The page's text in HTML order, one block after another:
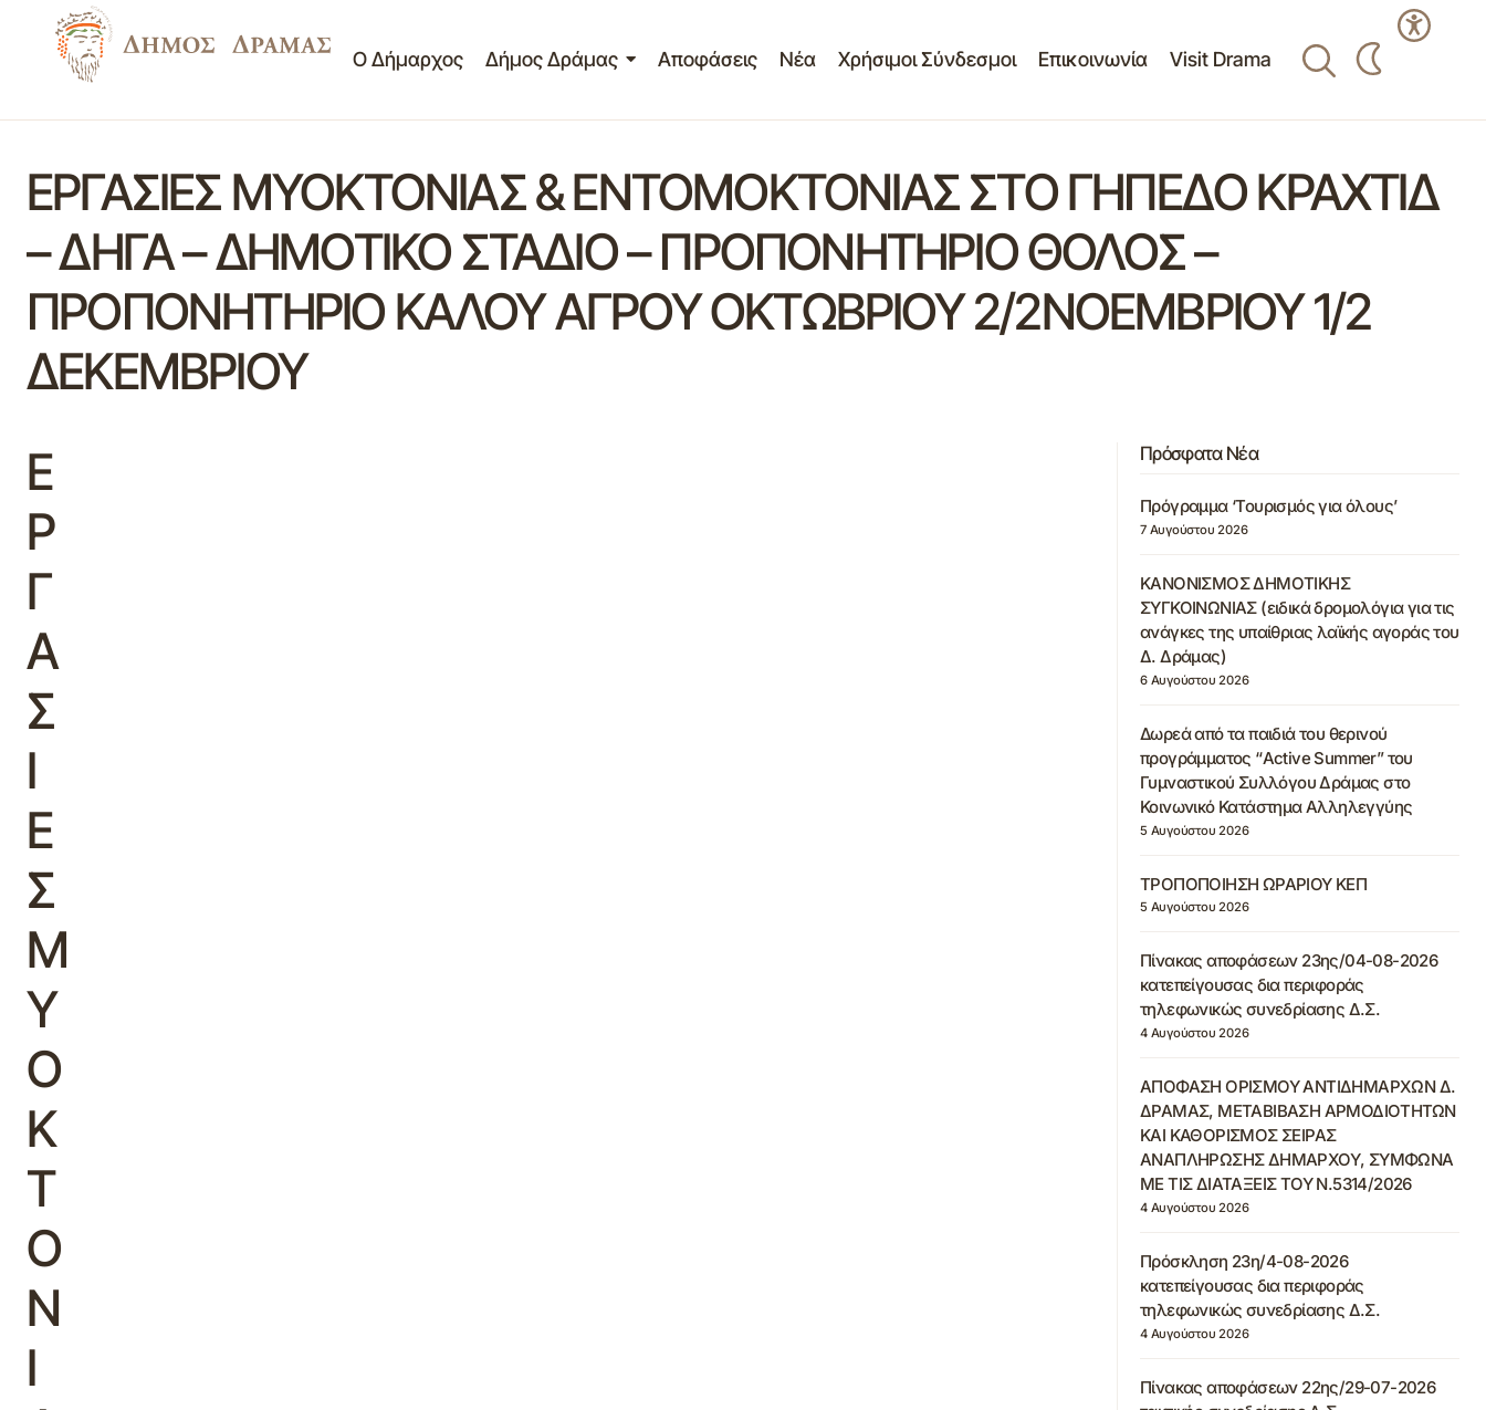
Ο Δήμαρχος Δήμος Δράμας Αποφάσεις Νέα Χρήσιμοι Σύνδεσμοι Επικοινωνία Visit Drama
ΕΡΓΑΣΙΕΣ ΜΥΟΚΤΟΝΙΑΣ & ΕΝΤΟΜΟΚΤΟΝΙΑΣ ΣΤΟ ΓΗΠΕΔΟ ΚΡΑΧΤΙΔ
– ΔΗΓΑ – ΔΗΜΟΤΙΚΟ ΣΤΑΔΙΟ – ΠΡΟΠΟΝΗΤΗΡΙΟ ΘΟΛΟΣ –
ΠΡΟΠΟΝΗΤΗΡΙΟ ΚΑΛΟΥ ΑΓΡΟΥ ΟΚΤΩΒΡΙΟΥ 2/2ΝΟΕΜΒΡΙΟΥ 1/2
ΔΕΚΕΜΒΡΙΟΥ
Ε
Ρ
Γ
Α
Σ
Ι
Ε
Σ
Μ
Υ
Ο
Κ
Τ
Ο
Ν
Ι
Πρόσφατα Νέα
Πρόγραμμα ‘Τουρισμός για όλους’
7 Αυγούστου 2026
ΚΑΝΟΝΙΣΜΟΣ ΔΗΜΟΤΙΚΗΣ
ΣΥΓΚΟΙΝΩΝΙΑΣ (ειδικά δρομολόγια για τις
ανάγκες της υπαίθριας λαϊκής αγοράς του
Δ. Δράμας)
6 Αυγούστου 2026
Δωρεά από τα παιδιά του θερινού
προγράμματος “Active Summer” του
Γυμναστικού Συλλόγου Δράμας στο
Κοινωνικό Κατάστημα Αλληλεγγύης
5 Αυγούστου 2026
ΤΡΟΠΟΠΟΙΗΣΗ ΩΡΑΡΙΟΥ ΚΕΠ
5 Αυγούστου 2026
Πίνακας αποφάσεων 23ης/04-08-2026
κατεπείγουσας δια περιφοράς
τηλεφωνικώς συνεδρίασης Δ.Σ.
4 Αυγούστου 2026
ΑΠΟΦΑΣΗ ΟΡΙΣΜΟΥ ΑΝΤΙΔΗΜΑΡΧΩΝ Δ.
ΔΡΑΜΑΣ, ΜΕΤΑΒΙΒΑΣΗ ΑΡΜΟΔΙΟΤΗΤΩΝ
ΚΑΙ ΚΑΘΟΡΙΣΜΟΣ ΣΕΙΡΑΣ
ΑΝΑΠΛΗΡΩΣΗΣ ΔΗΜΑΡΧΟΥ, ΣΥΜΦΩΝΑ
ΜΕ ΤΙΣ ΔΙΑΤΑΞΕΙΣ ΤΟΥ Ν.5314/2026
4 Αυγούστου 2026
Πρόσκληση 23η/4-08-2026
κατεπείγουσας δια περιφοράς
τηλεφωνικώς συνεδρίασης Δ.Σ.
4 Αυγούστου 2026
Πίνακας αποφάσεων 22ης/29-07-2026